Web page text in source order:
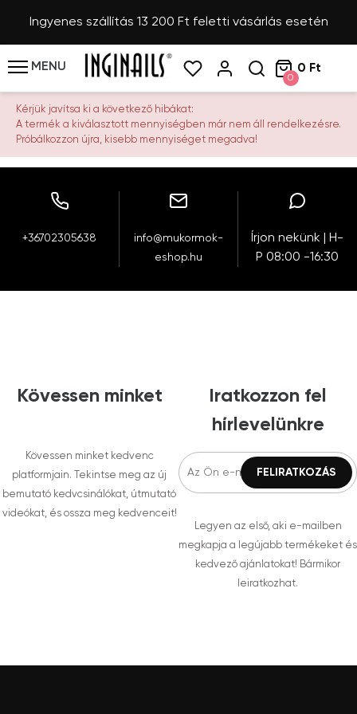
Ingyenes szállítás 13 200 Ft feletti vásárlás esetén
MENU
0
0 Ft
Kérjük javítsa ki a következő hibákat:
A termék a kiválasztott mennyiségben már nem áll rendelkezésre.
Próbálkozzon újra, kisebb mennyiséget megadva!
+36702305638
info@mukormok-
eshop.hu
Írjon nekünk | H-
P 08:00 -16:30
Kövessen minket
Kövessen minket kedvenc
platformjain. Tekintse meg az új
bemutató kedvcsinálókat, útmutató
videókat, és ossza meg kedvenceit!
Iratkozzon fel
hírlevelünkre
Legyen az első, aki e-mailben
megkapja a legújabb termékeket és
kedvező ajánlatokat! Bármikor
leiratkozhat.